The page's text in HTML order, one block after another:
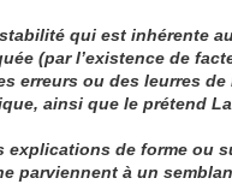
qui est inhérente
(par l’existence de
erreurs ou des leurres
ainsi que le prétend
explications de forme ou
parviennent à un